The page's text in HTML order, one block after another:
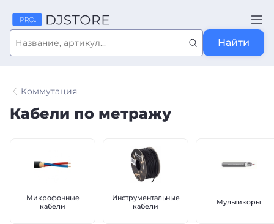
Найти
Коммутация
Кабели по метражу
Микрофонные
кабели
Инструментальные
кабели
Мультикоры